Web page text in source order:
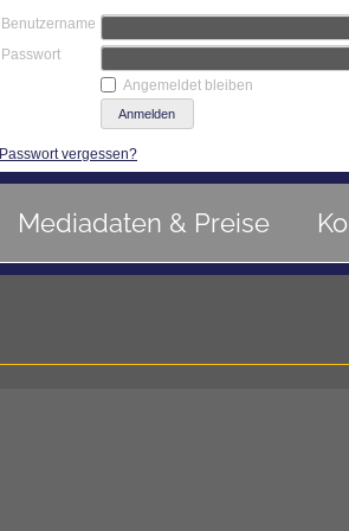
Benutzername
Passwort
Angemeldet bleiben
Passwort vergessen?
Mediadaten & Preise